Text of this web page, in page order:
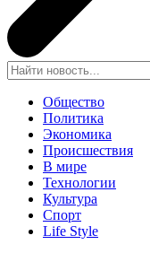
Общество
Политика
Экономика
Происшествия
В мире
Технологии
Культура
Спорт
Life Style